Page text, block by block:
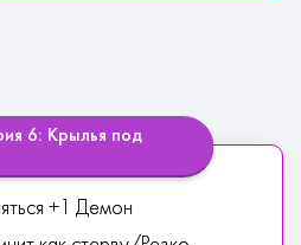
6: Крылья под
+1 Демон